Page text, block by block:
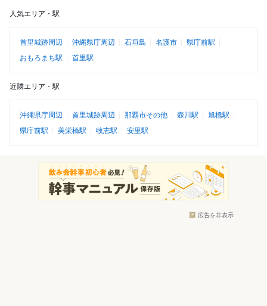
人気エリア・駅
首里城跡周辺 沖縄県庁周辺 石垣島 名護市
県庁前駅
おもろまち駅
首里駅
近隣エリア・駅
沖縄県庁周辺 首里城跡周辺 那覇市その他 壺川駅
旭橋駅
県庁前駅
美栄橋駅 牧志駅 安里駅
広告を非表示